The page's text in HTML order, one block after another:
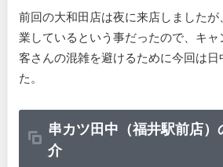
前回の大和田店は夜に来店しました
業しているという事だったので、キ
客さんの混雑を避けるために今回は日
た。
串カツ田中（福井駅前店）
介